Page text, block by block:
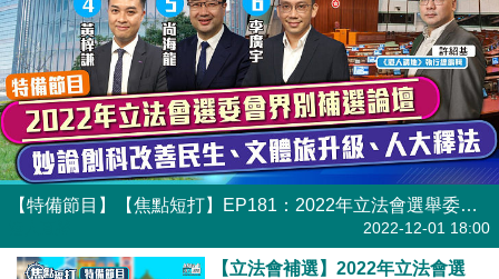
【特備節目】【焦點短打】EP181：2022年立法會選舉委員會界別補選論壇：妙論創科改善民生、文體旅升級、人大釋法
2022-12-01 18:00
【立法會補選】2022年立法會選